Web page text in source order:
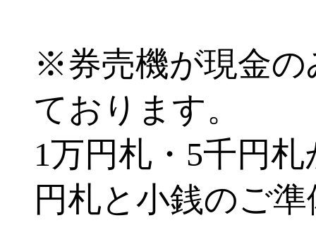
※券売機が現金の
ております。
1万円札・5千円
円札と小銭のご